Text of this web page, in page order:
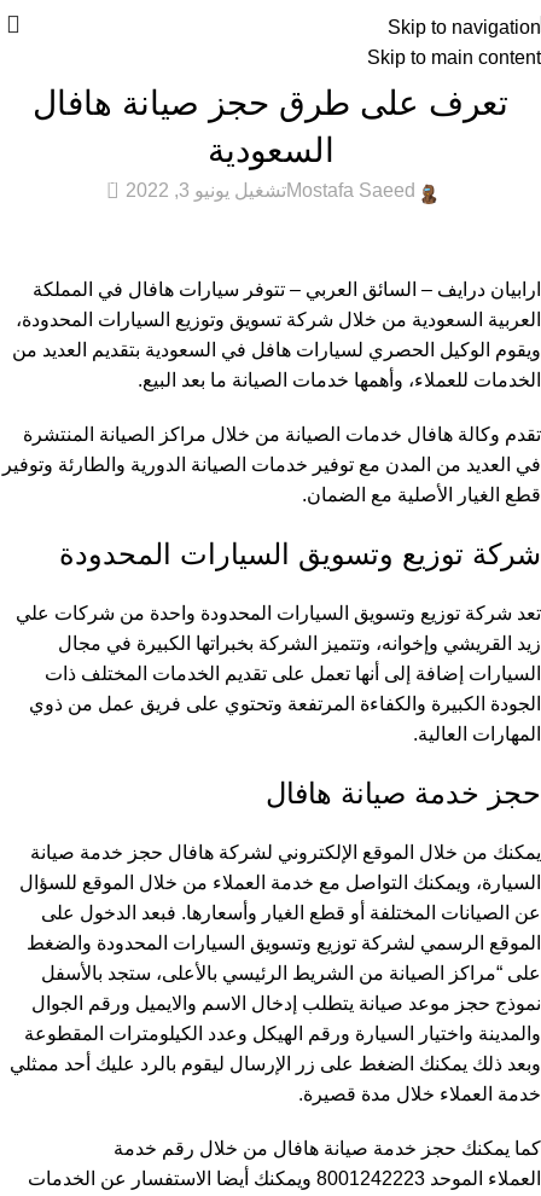
Skip to navigation
Skip to main content
تعرف على طرق حجز صيانة هافال
السعودية
Mostafa Saeedتشغيل يونيو 3, 2022 0
ارابيان درايف – السائق العربي – تتوفر سيارات هافال في المملكة
العربية السعودية من خلال شركة تسويق وتوزيع السيارات المحدودة،
ويقوم الوكيل الحصري لسيارات هافل في السعودية بتقديم العديد من
الخدمات للعملاء، وأهمها خدمات الصيانة ما بعد البيع.
تقدم وكالة هافال خدمات الصيانة من خلال مراكز الصيانة المنتشرة
في العديد من المدن مع توفير خدمات الصيانة الدورية والطارئة وتوفير
قطع الغيار الأصلية مع الضمان.
شركة توزيع وتسويق السيارات المحدودة
تعد شركة توزيع وتسويق السيارات المحدودة واحدة من شركات علي
زيد القريشي وإخوانه، وتتميز الشركة بخبراتها الكبيرة في مجال
السيارات إضافة إلى أنها تعمل على تقديم الخدمات المختلف ذات
الجودة الكبيرة والكفاءة المرتفعة وتحتوي على فريق عمل من ذوي
المهارات العالية.
حجز خدمة صيانة هافال
يمكنك من خلال الموقع الإلكتروني لشركة هافال حجز خدمة صيانة
السيارة، ويمكنك التواصل مع خدمة العملاء من خلال الموقع للسؤال
عن الصيانات المختلفة أو قطع الغيار وأسعارها. فبعد الدخول على
الموقع الرسمي لشركة توزيع وتسويق السيارات المحدودة والضغط
على “مراكز الصيانة من الشريط الرئيسي بالأعلى، ستجد بالأسفل
نموذج حجز موعد صيانة يتطلب إدخال الاسم والايميل ورقم الجوال
والمدينة واختيار السيارة ورقم الهيكل وعدد الكيلومترات المقطوعة
وبعد ذلك يمكنك الضغط على زر الإرسال ليقوم بالرد عليك أحد ممثلي
خدمة العملاء خلال مدة قصيرة.
كما يمكنك حجز خدمة صيانة هافال من خلال رقم خدمة
العملاء الموحد 8001242223 ويمكنك أيضا الاستفسار عن الخدمات